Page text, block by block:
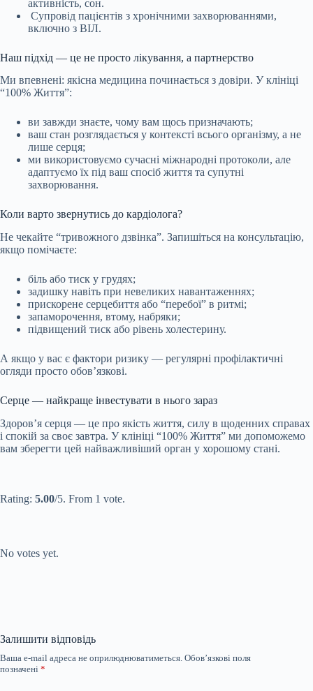
активність, сон.
Супровід пацієнтів з хронічними захворюваннями,
включно з ВІЛ.
Наш підхід — це не просто лікування, а партнерство
Ми впевнені: якісна медицина починається з довіри. У клініці
“100% Життя”:
ви завжди знаєте, чому вам щось призначають;
ваш стан розглядається у контексті всього організму, а не
лише серця;
ми використовуємо сучасні міжнародні протоколи, але
адаптуємо їх під ваш спосіб життя та супутні
захворювання.
Коли варто звернутись до кардіолога?
Не чекайте “тривожного дзвінка”. Запишіться на консультацію,
якщо помічаєте:
біль або тиск у грудях;
задишку навіть при невеликих навантаженнях;
прискорене серцебиття або “перебої” в ритмі;
запаморочення, втому, набряки;
підвищений тиск або рівень холестерину.
А якщо у вас є фактори ризику — регулярні профілактичні
огляди просто обов’язкові.
Серце — найкраще інвестувати в нього зараз
Здоров’я серця — це про якість життя, силу в щоденних справах
і спокій за своє завтра. У клініці “100% Життя” ми допоможемо
вам зберегти цей найважливіший орган у хорошому стані.
Rating: 5.00/5. From 1 vote.
No votes yet.
Залишити відповідь
Ваша e-mail адреса не оприлюднюватиметься. Обов’язкові поля
позначені *